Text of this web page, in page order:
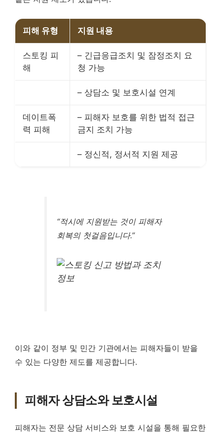
피해 유형 지원 내용
스토킹 피
해
– 긴급응급조치 및 잠정조치 요
청 가능
– 상담소 및 보호시설 연계
데이트폭
력 피해
– 피해자 보호를 위한 법적 접근
금지 조치 가능
– 정신적, 정서적 지원 제공
“적시에 지원받는 것이 피해자
회복의 첫걸음입니다.”
이와 같이 정부 및 민간 기관에서는 피해자들이 받을
수 있는 다양한 제도를 제공합니다.
피해자 상담소와 보호시설
피해자는 전문 상담 서비스와 보호 시설을 통해 필요한